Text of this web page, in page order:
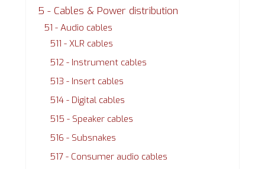
5 - Cables & Power distribution
51 - Audio cables
511 - XLR cables
512 - Instrument cables
513 - Insert cables
514 - Digital cables
515 - Speaker cables
516 - Subsnakes
517 - Consumer audio cables